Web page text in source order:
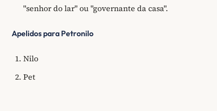
"senhor do lar" ou "governante da casa".
Apelidos para Petronilo
Nilo
Pet